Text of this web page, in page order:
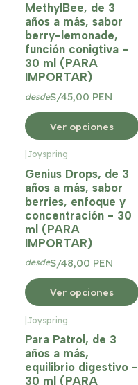
MethylBee, de 3
años a más, sabor
berry-lemonade,
función conigtiva -
30 ml (PARA
IMPORTAR)
desdeS/45,00 PEN
Ver opciones
Joyspring
Genius Drops, de 3
años a más, sabor
berries, enfoque y
concentración - 30
ml (PARA
IMPORTAR)
desdeS/48,00 PEN
Ver opciones
Joyspring
Para Patrol, de 3
años a más,
equilibrio digestivo -
30 ml (PARA